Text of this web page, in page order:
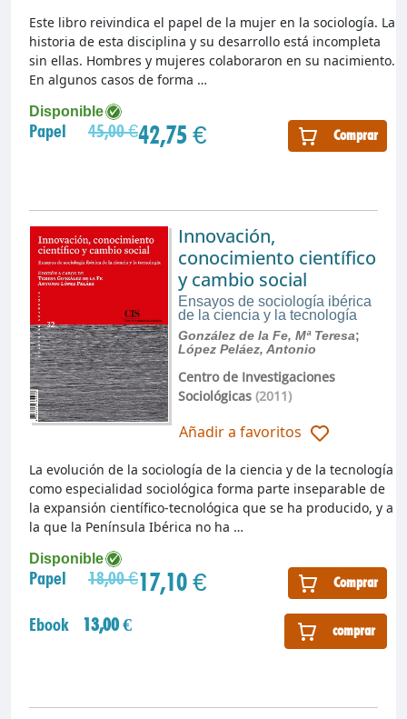
Disponible
Papel 45,00 €42,75 € Comprar
Este libro reivindica el papel de la mujer en la sociología. La
historia de esta disciplina y su desarrollo está incompleta
sin ellas. Hombres y mujeres colaboraron en su nacimiento.
En algunos casos de forma …
Innovación,
conocimiento científico
y cambio social
Ensayos de sociología ibérica
de la ciencia y la tecnología
González de la Fe, Mª Teresa;
López Peláez, Antonio
Centro de Investigaciones
Sociológicas(2011)
Añadir a favoritos
Disponible
Papel 18,00 €17,10 € Comprar
Ebook 13,00 € comprar
La evolución de la sociología de la ciencia y de la tecnología
como especialidad sociológica forma parte inseparable de
la expansión científico-tecnológica que se ha producido, y a
la que la Península Ibérica no ha …